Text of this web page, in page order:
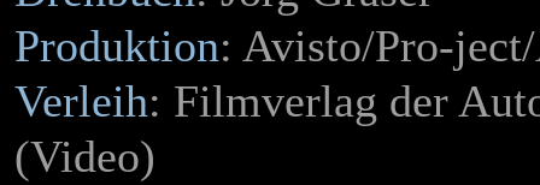
Produktion: Avisto/Pro-
Verleih: Filmverlag der
(Video)